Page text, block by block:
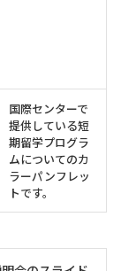
国際センターで
提供している短
期留学プログラ
ムについてのカ
ラーパンフレッ
トです。